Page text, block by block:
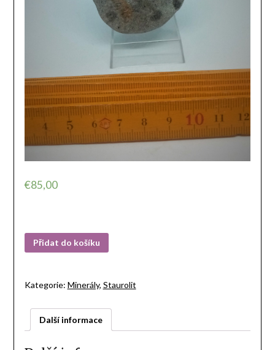
€85,00
Přidat do košíku
Kategorie: Minerály, Staurolit
Další informace